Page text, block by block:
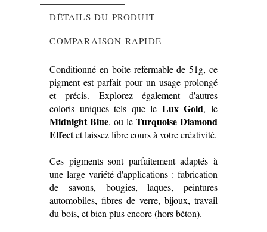
DÉTAILS DU PRODUIT
COMPARAISON RAPIDE
Conditionné en boîte refermable de 51g, ce
pigment est parfait pour un usage prolongé
et précis. Explorez également d'autres
coloris uniques tels que le Lux Gold, le
Midnight Blue, ou le Turquoise Diamond
Effectet laissez libre cours à votre créativité.
Ces pigments sont parfaitement adaptés à
une large variété d'applications : fabrication
de savons, bougies, laques, peintures
automobiles, fibres de verre, bijoux, travail
du bois, et bien plus encore (hors béton).